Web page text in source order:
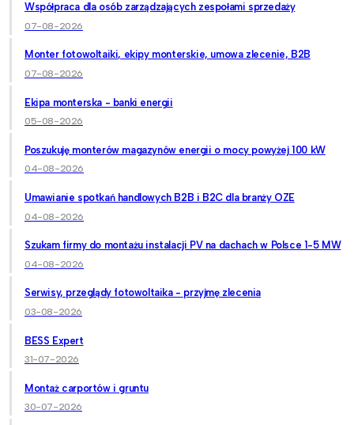
Współpraca dla osób zarządzających zespołami sprzedaży
07-08-2026
Monter fotowoltaiki, ekipy monterskie, umowa zlecenie, B2B
07-08-2026
Ekipa monterska - banki energii
05-08-2026
Poszukuję monterów magazynów energii o mocy powyżej 100 kW
04-08-2026
Umawianie spotkań handlowych B2B i B2C dla branży OZE
04-08-2026
Szukam firmy do montażu instalacji PV na dachach w Polsce 1-5 MW
04-08-2026
Serwisy, przeglądy fotowoltaika - przyjmę zlecenia
03-08-2026
BESS Expert
31-07-2026
Montaż carportów i gruntu
30-07-2026